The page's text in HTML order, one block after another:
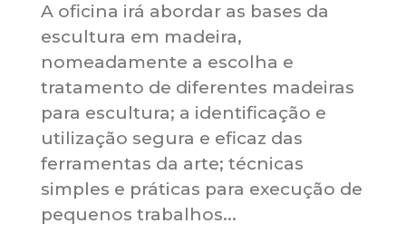
A oficina irá abordar as bases da
escultura em madeira,
nomeadamente a escolha e
tratamento de diferentes madeiras
para escultura; a identificação e
utilização segura e eficaz das
ferramentas da arte; técnicas
simples e práticas para execução de
pequenos trabalhos...